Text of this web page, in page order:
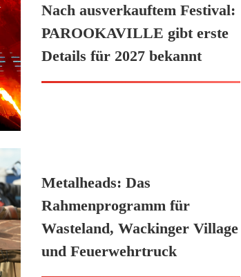
Nach ausverkauftem Festival:
PAROOKAVILLE gibt erste
Details für 2027 bekannt
Metalheads: Das
Rahmenprogramm für
Wasteland, Wackinger Village
und Feuerwehrtruck